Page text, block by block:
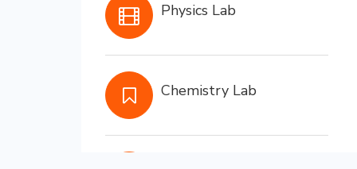
Physics Lab
Chemistry Lab